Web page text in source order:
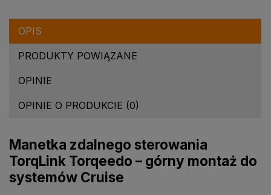
OPIS
PRODUKTY POWIĄZANE
OPINIE
OPINIE O PRODUKCIE (0)
Manetka zdalnego sterowania
TorqLink Torqeedo – górny montaż do
systemów Cruise